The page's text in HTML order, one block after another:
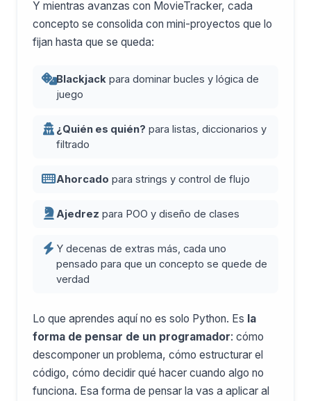
Y mientras avanzas con MovieTracker, cada
concepto se consolida con mini-proyectos que lo
fijan hasta que se queda:
Blackjack para dominar bucles y lógica de
juego
¿Quién es quién? para listas, diccionarios y
filtrado
Ahorcado para strings y control de flujo
Ajedrez para POO y diseño de clases
Y decenas de extras más, cada uno
pensado para que un concepto se quede de
verdad
Lo que aprendes aquí no es solo Python. Es la
forma de pensar de un programador: cómo
descomponer un problema, cómo estructurar el
código, cómo decidir qué hacer cuando algo no
funciona. Esa forma de pensar la vas a aplicar al